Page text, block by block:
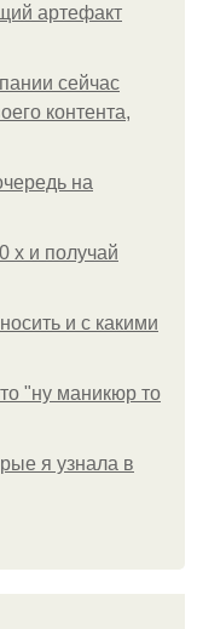
артефакт
сейчас
контента,
на
х и получай
и с какими
"ну маникюр то
я узнала в